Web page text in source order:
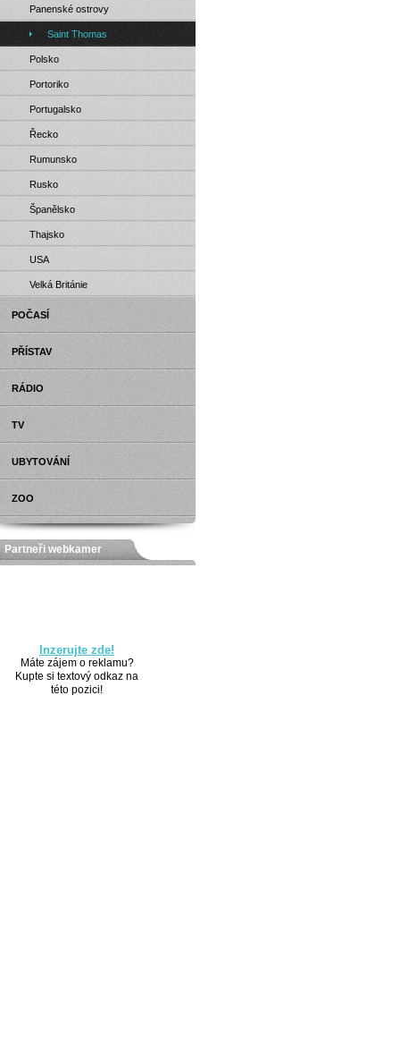
Panenské ostrovy
Saint Thomas
Polsko
Portoriko
Portugalsko
Řecko
Rumunsko
Rusko
Španělsko
Thajsko
USA
Velká Británie
POČASÍ
PŘÍSTAV
RÁDIO
TV
UBYTOVÁNÍ
ZOO
Partneři webkamer
Inzerujte zde!
Máte zájem o reklamu?
Kupte si textový odkaz na
této pozici!